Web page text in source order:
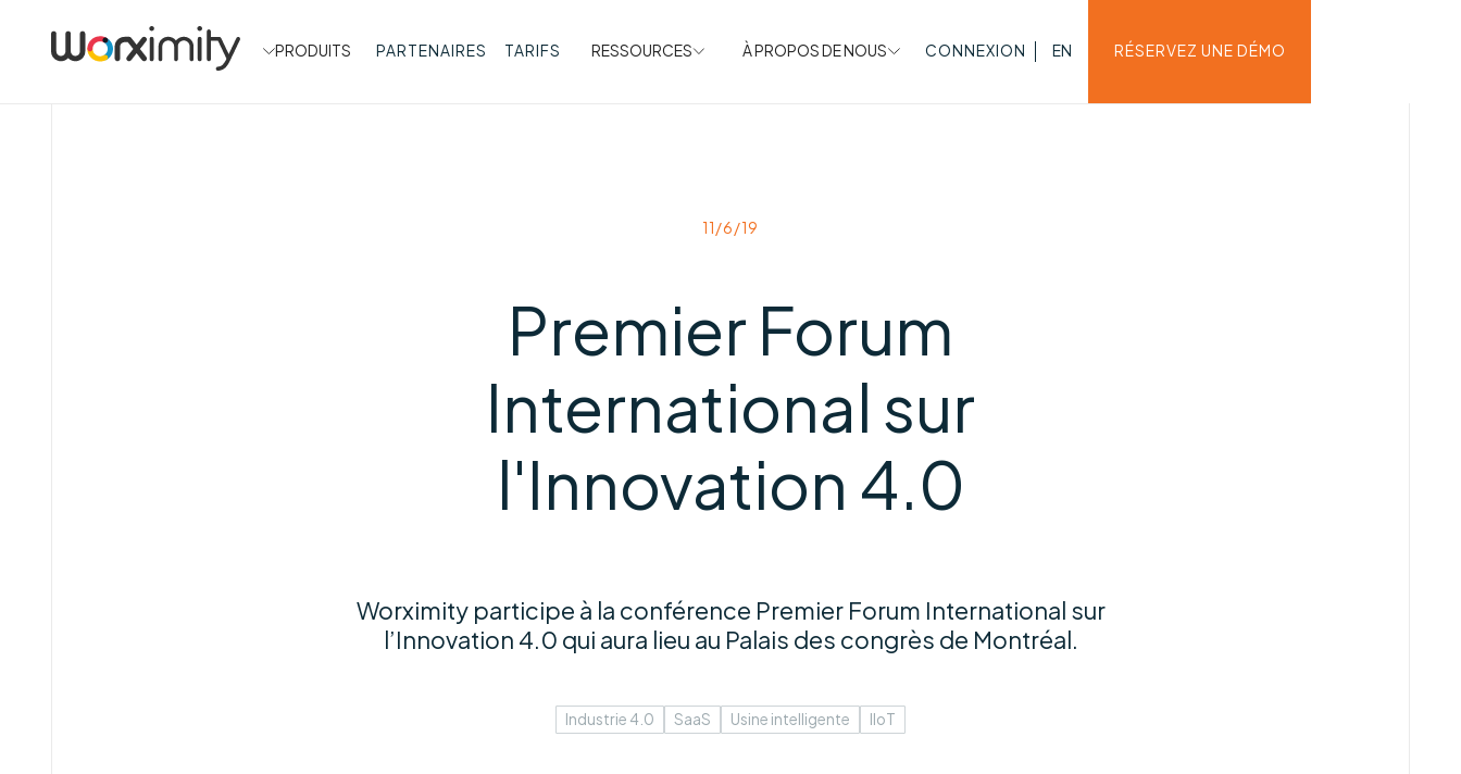
PRODUITS PARTENAIRES TARIFS RESSOURCES À PROPOS DE NOUS CONNEXION EN RÉSERVEZ UNE DÉMO
11/6/19
Premier Forum
International sur
l'Innovation 4.0
Worximity participe à la conférence Premier Forum International sur
l’Innovation 4.0 qui aura lieu au Palais des congrès de Montréal.
Industrie 4.0 SaaS Usine intelligente IIoT